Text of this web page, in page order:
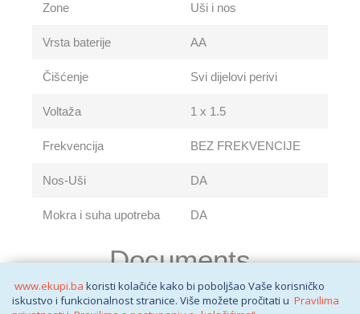
www.ekupi.ba koristi kolačiće kako bi poboljšao Vaše korisničko
iskustvo i funkcionalnost stranice. Više možete pročitati u Pravilima
Zone Uši i nos
Vrsta baterije AA
Čišćenje Svi dijelovi perivi
Voltaža 1 x 1.5
Frekvencija BEZ FREKVENCIJE
Nos-Uši DA
Mokra i suha upotreba DA
Documents